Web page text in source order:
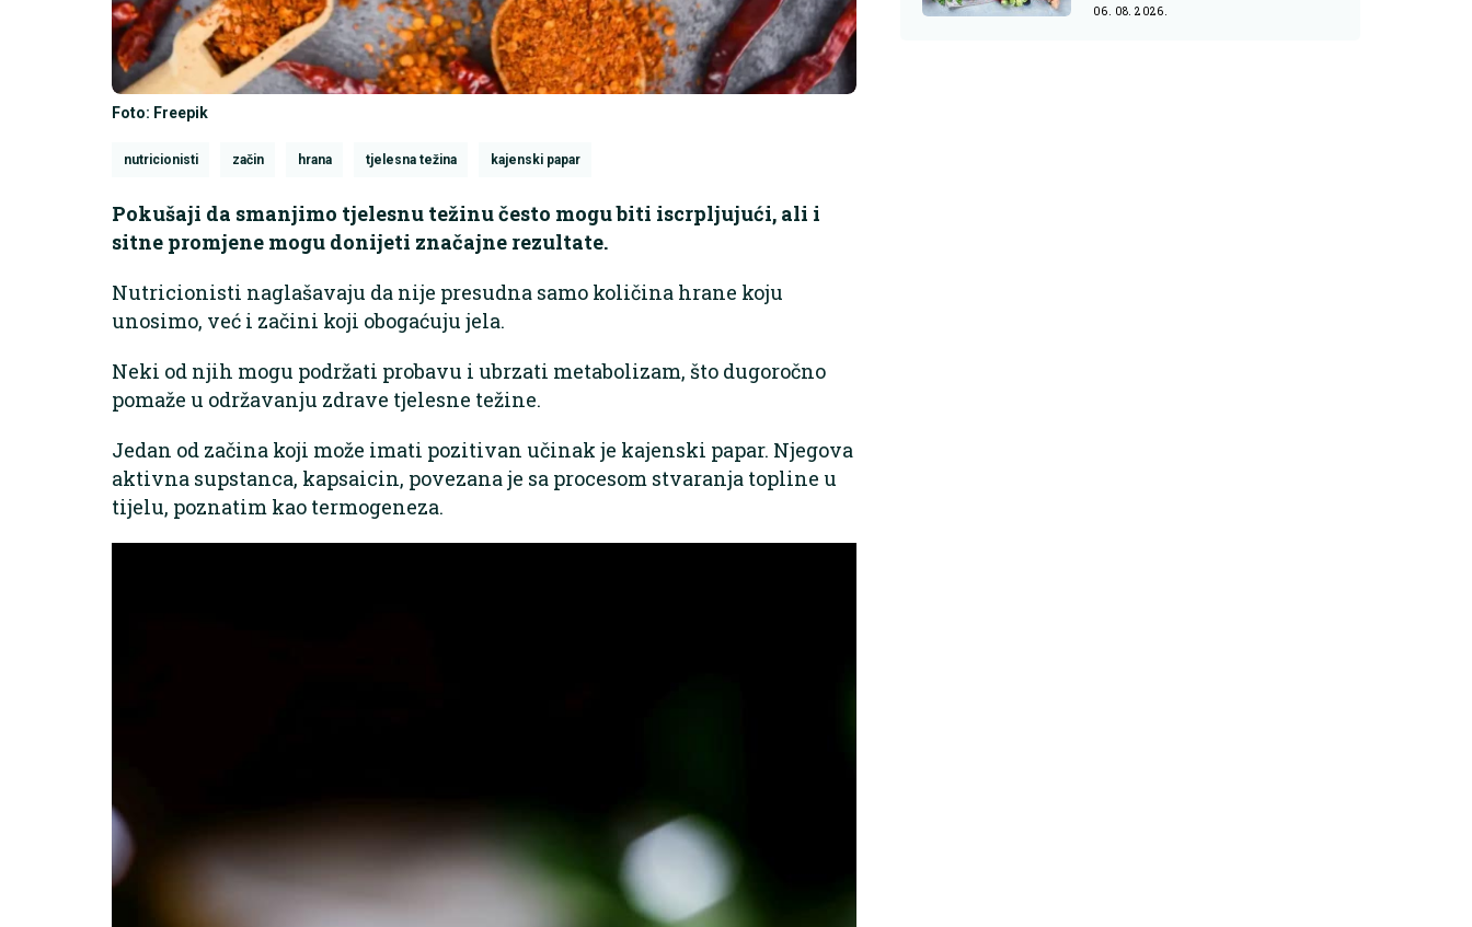
Foto: Freepik
nutricionisti začin hrana tjelesna težina kajenski papar
Pokušaji da smanjimo tjelesnu težinu često mogu biti iscrpljujući, ali i
sitne promjene mogu donijeti značajne rezultate.
Nutricionisti naglašavaju da nije presudna samo količina hrane koju
unosimo, već i začini koji obogaćuju jela.
Neki od njih mogu podržati probavu i ubrzati metabolizam, što dugoročno
pomaže u održavanju zdrave tjelesne težine.
Jedan od začina koji može imati pozitivan učinak je kajenski papar. Njegova
aktivna supstanca, kapsaicin, povezana je sa procesom stvaranja topline u
tijelu, poznatim kao termogeneza.
06. 08. 2026.